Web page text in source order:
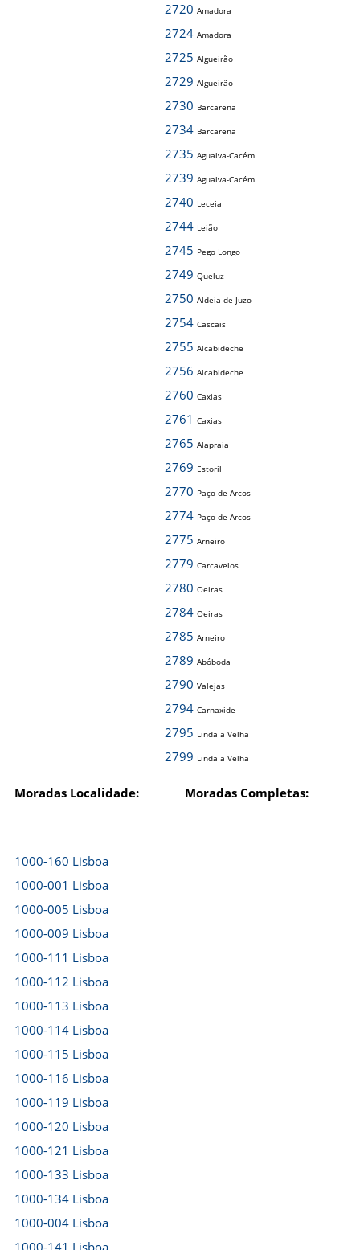
2720 Amadora
2724 Amadora
2725 Algueirão
2729 Algueirão
2730 Barcarena
2734 Barcarena
2735 Agualva-Cacém
2739 Agualva-Cacém
2740 Leceia
2744 Leião
2745 Pego Longo
2749 Queluz
2750 Aldeia de Juzo
2754 Cascais
2755 Alcabideche
2756 Alcabideche
2760 Caxias
2761 Caxias
2765 Alapraia
2769 Estoril
2770 Paço de Arcos
2774 Paço de Arcos
2775 Arneiro
2779 Carcavelos
2780 Oeiras
2784 Oeiras
2785 Arneiro
2789 Abóboda
2790 Valejas
2794 Carnaxide
2795 Linda a Velha
2799 Linda a Velha
Moradas Localidade: Moradas Completas:
1000-160 Lisboa
1000-001 Lisboa
1000-005 Lisboa
1000-009 Lisboa
1000-111 Lisboa
1000-112 Lisboa
1000-113 Lisboa
1000-114 Lisboa
1000-115 Lisboa
1000-116 Lisboa
1000-119 Lisboa
1000-120 Lisboa
1000-121 Lisboa
1000-133 Lisboa
1000-134 Lisboa
1000-004 Lisboa
1000-141 Lisboa